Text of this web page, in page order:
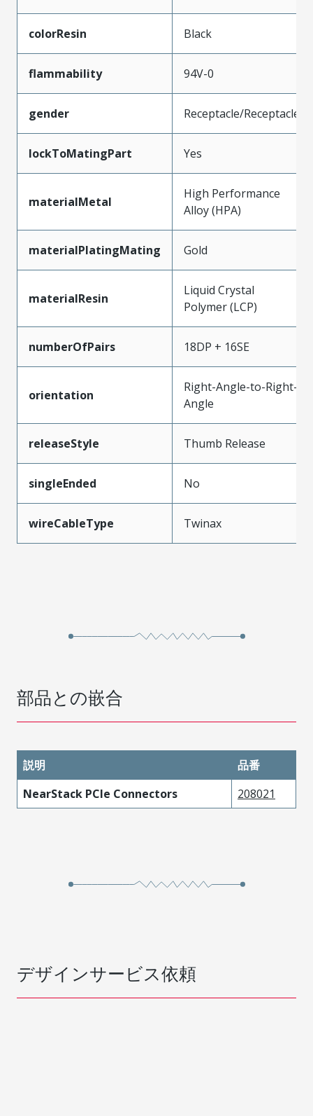
colorResin Black
flammability 94V-0
gender Receptacle/Receptacle
lockToMatingPart Yes
materialMetal
High Performance
Alloy (HPA)
materialPlatingMating Gold
materialResin
Liquid Crystal
Polymer (LCP)
numberOfPairs 18DP + 16SE
orientation
Right-Angle-to-Right-
Angle
releaseStyle Thumb Release
singleEnded No
wireCableType Twinax
部品との嵌合
説明
品番
NearStack PCIe Connectors
208021
デザインサービス依頼